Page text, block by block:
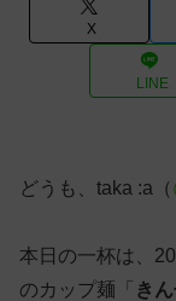
X
LINE
どうも、taka :a（
本日の一杯は、
のカップ麺「 き